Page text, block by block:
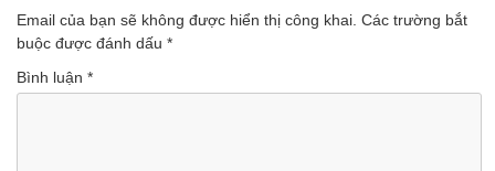
Email của bạn sẽ không được hiển thị công khai. Các trường bắt
buộc được đánh dấu *
Bình luận *